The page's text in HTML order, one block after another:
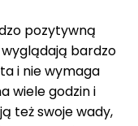
pozytywną
wyglądają bardzo
i nie wymaga
wiele godzin i
też swoje wady,